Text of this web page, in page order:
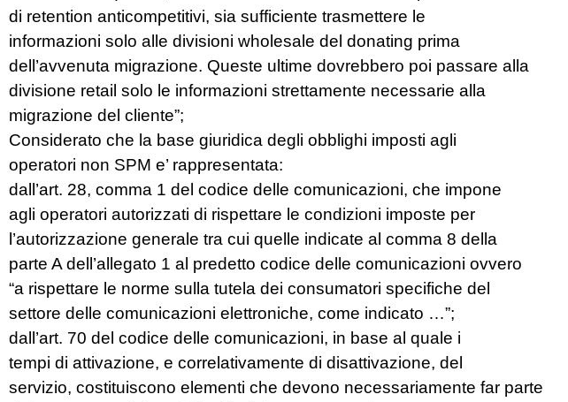
di retention anticompetitivi, sia sufficiente trasmettere le
informazioni solo alle divisioni wholesale del donating prima
dell’avvenuta migrazione. Queste ultime dovrebbero poi passare alla
divisione retail solo le informazioni strettamente necessarie alla
migrazione del cliente”;
Considerato che la base giuridica degli obblighi imposti agli
operatori non SPM e’ rappresentata:
dall’art. 28, comma 1 del codice delle comunicazioni, che impone
agli operatori autorizzati di rispettare le condizioni imposte per
l’autorizzazione generale tra cui quelle indicate al comma 8 della
parte A dell’allegato 1 al predetto codice delle comunicazioni ovvero
“a rispettare le norme sulla tutela dei consumatori specifiche del
settore delle comunicazioni elettroniche, come indicato …”;
dall’art. 70 del codice delle comunicazioni, in base al quale i
tempi di attivazione, e correlativamente di disattivazione, del
servizio, costituiscono elementi che devono necessariamente far parte